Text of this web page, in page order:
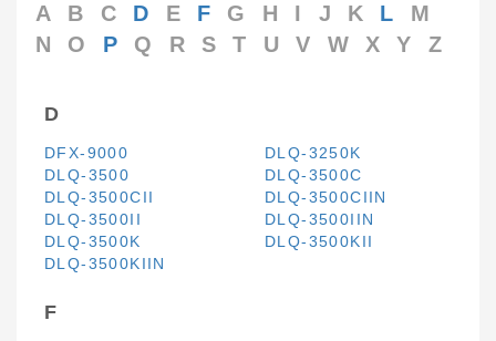
A B C D E F G H I J K L
M
N
O P Q R S T U V W X Y Z
D
DFX-9000
DLQ-3250K
DLQ-3500
DLQ-3500C
DLQ-3500CII
DLQ-3500CIIN
DLQ-3500II
DLQ-3500IIN
DLQ-3500K
DLQ-3500KII
DLQ-3500KIIN
F